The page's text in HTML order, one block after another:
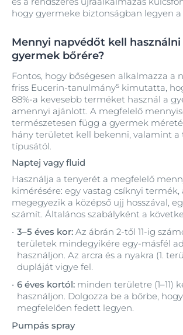
hogy gyermeke biztonságban legyen a
Mennyi napvédőt kell használni
gyermek bőrére?
Fontos, hogy bőségesen alkalmazza a
friss Eucerin-tanulmány⁵ kimutatta,
88%-a kevesebb terméket használ a
amennyi ajánlott. A megfelelő
természetesen függ a gyermek
hány területet kell bekenni, valamint a
típusától.
Naptej vagy fluid
Használja a tenyerét a megfelelő
kimérésére: egy vastag csíknyi termék,
megegyezik a középső ujj hosszával,
számít. Általános szabályként a
3–5 éves kor: Az ábrán 2-től 11-ig
területek mindegyikére egy-másfél
használjon. Az arcra és a nyakra (1.
dupláját vigye fel.
6 éves kortól: minden területre (1–11)
használjon. Dolgozza be a bőrbe,
megfelelően fedett legyen.
Pumpás spray